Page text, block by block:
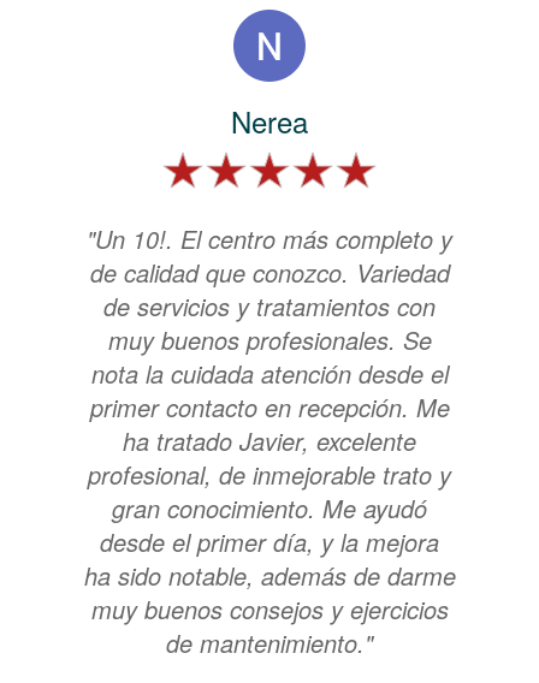
Nerea
"Un 10!. El centro más completo y
de calidad que conozco. Variedad
de servicios y tratamientos con
muy buenos profesionales. Se
nota la cuidada atención desde el
primer contacto en recepción. Me
ha tratado Javier, excelente
profesional, de inmejorable trato y
gran conocimiento. Me ayudó
desde el primer día, y la mejora
ha sido notable, además de darme
muy buenos consejos y ejercicios
de mantenimiento."